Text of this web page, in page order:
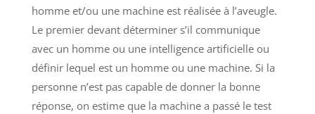
homme et/ou une machine est réalisée à l’aveugle.
Le premier devant déterminer s’il communique
avec un homme ou une intelligence artificielle ou
définir lequel est un homme ou une machine. Si la
personne n’est pas capable de donner la bonne
réponse, on estime que la machine a passé le test